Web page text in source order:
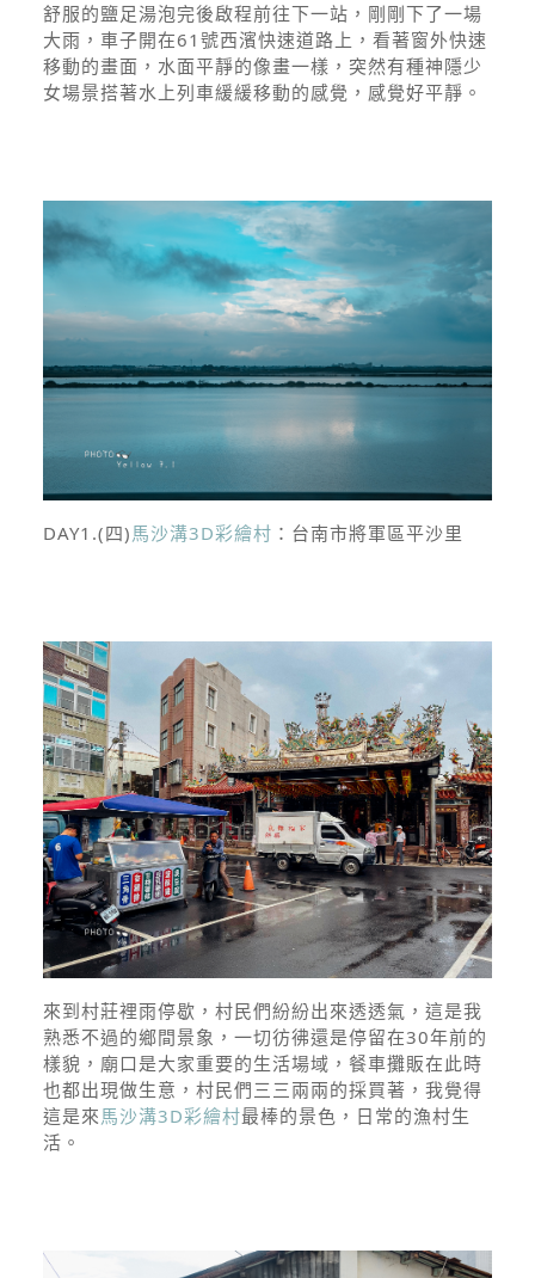
舒服的鹽足湯泡完後啟程前往下一站，剛剛下了一場
大雨，車子開在61號西濱快速道路上，看著窗外快速
移動的畫面，水面平靜的像畫一樣，突然有種神隱少
女場景搭著水上列車緩緩移動的感覺，感覺好平靜。
DAY1.(四) 馬沙溝3D彩繪村 ：台南市將軍區平沙里
來到村莊裡雨停歇，村民們紛紛出來透透氣，這是我
熟悉不過的鄉間景象，一切彷彿還是停留在30年前的
樣貌，廟口是大家重要的生活場域，餐車攤販在此時
也都出現做生意，村民們三三兩兩的採買著，我覺得
這是來 馬沙溝3D彩繪村最棒的景色，日常的漁村生
活。